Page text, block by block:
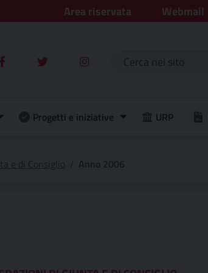
Area riservata Webmail
Ricerca per:
Progetti e iniziative URP